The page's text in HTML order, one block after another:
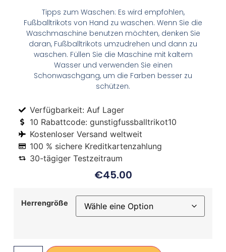
Tipps zum Waschen: Es wird empfohlen,
Fußballtrikots von Hand zu waschen. Wenn Sie die
Waschmaschine benutzen möchten, denken Sie
daran, Fußballtrikots umzudrehen und dann zu
waschen. Füllen Sie die Maschine mit kaltem
Wasser und verwenden Sie einen
Schonwaschgang, um die Farben besser zu
schützen.
Verfügbarkeit: Auf Lager
10 Rabattcode: gunstigfussballtrikot10
Kostenloser Versand weltweit
100 % sichere Kreditkartenzahlung
30-tägiger Testzeitraum
€45.00
Herrengröße